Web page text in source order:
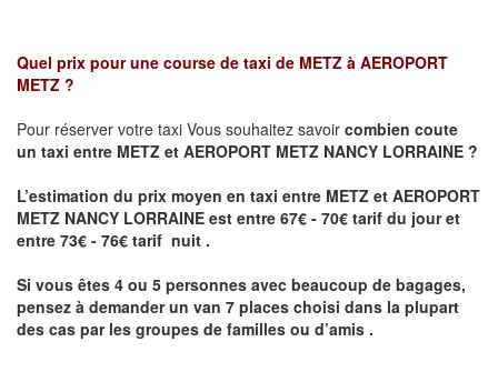
Quel prix pour une course de taxi de METZ à AEROPORT
METZ ?
Pour réserver votre taxi Vous souhaitez savoir combien coute
un taxi entre METZ et AEROPORT METZ NANCY LORRAINE ?
L’estimation du prix moyen en taxi entre METZ et AEROPORT
METZ NANCY LORRAINE est entre 67€ - 70€ tarif du jour et
entre 73€ - 76€ tarif nuit .
Si vous êtes 4 ou 5 personnes avec beaucoup de bagages,
pensez à demander un van 7 places choisi dans la plupart
des cas par les groupes de familles ou d’amis .